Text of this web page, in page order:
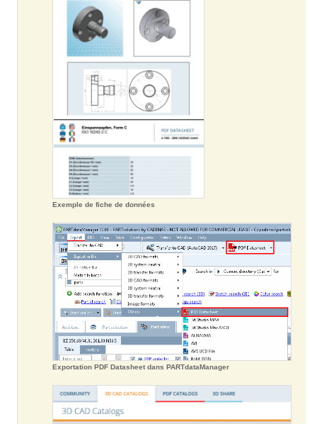
Exemple de fiche de données
Exportation PDF Datasheet dans PARTdataManager